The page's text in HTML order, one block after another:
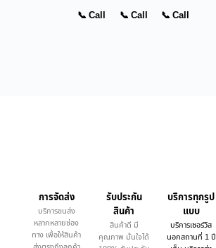
📞 Call 📞 Call 📞 Call
การจัดส่ง
บริการขนส่ง
หลากหลายช่อง
ทาง เพื่อให้สินค้า
รับประกัน
สินค้า
สินค้าดี มี
คุณภาพ มั่นใจได้
บริการทุกรูป
แบบ
บริการเซอร์วิส
นอกสถานที่ 1 ปี